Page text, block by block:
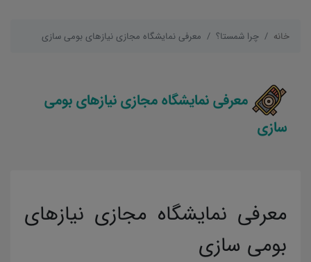
خانه چرا شمستا؟ معرفی نمایشگاه مجازی نیازهای بومی سازی
معرفی نمایشگاه مجازی نیازهای بومی
سازی
معرفی نمایشگاه مجازی نیازهای
بومی سازی